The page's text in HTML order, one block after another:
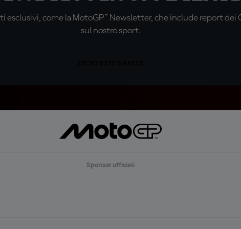
esclusivi, come la MotoGP™ Newsletter, che include report
sul nostro sport.
Sponsor ufficiali